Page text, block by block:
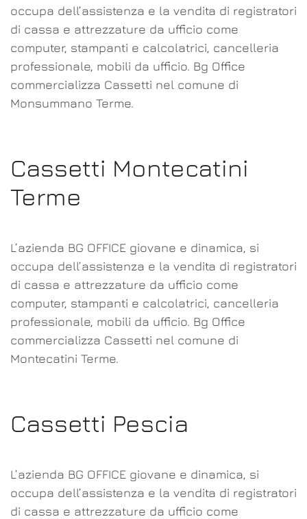
occupa dell’assistenza e la vendita di registratori
di cassa e attrezzature da ufficio come
computer, stampanti e calcolatrici, cancelleria
professionale, mobili da ufficio. Bg Office
commercializza Cassetti nel comune di
Monsummano Terme.
Cassetti Montecatini
Terme
L’azienda BG OFFICE giovane e dinamica, si
occupa dell’assistenza e la vendita di registratori
di cassa e attrezzature da ufficio come
computer, stampanti e calcolatrici, cancelleria
professionale, mobili da ufficio. Bg Office
commercializza Cassetti nel comune di
Montecatini Terme.
Cassetti Pescia
L’azienda BG OFFICE giovane e dinamica, si
occupa dell’assistenza e la vendita di registratori
di cassa e attrezzature da ufficio come